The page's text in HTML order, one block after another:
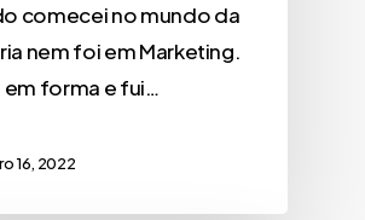
comecei no mundo da
nem foi em Marketing.
em forma e fui…
16, 2022